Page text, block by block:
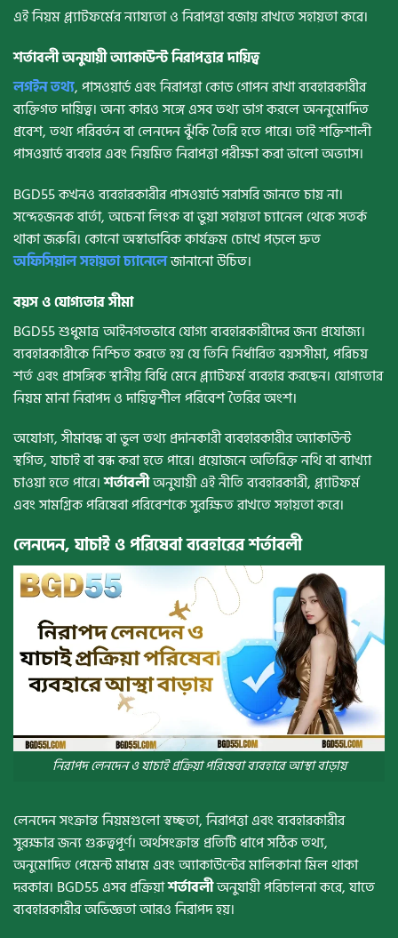
এই নিয়ম প্ল্যাটফর্মের ন্যায্যতা ও নিরাপত্তা বজায় রাখতে সহায়তা করে।
শর্তাবলী অনুযায়ী অ্যাকাউন্ট নিরাপত্তার দায়িত্ব
লগইন তথ্য, পাসওয়ার্ড এবং নিরাপত্তা কোড গোপন রাখা ব্যবহারকারীর
ব্যক্তিগত দায়িত্ব। অন্য কারও সঙ্গে এসব তথ্য ভাগ করলে অননুমোদিত
প্রবেশ, তথ্য পরিবর্তন বা লেনদেন ঝুঁকি তৈরি হতে পারে। তাই শক্তিশালী
পাসওয়ার্ড ব্যবহার এবং নিয়মিত নিরাপত্তা পরীক্ষা করা ভালো অভ্যাস।
BGD55 কখনও ব্যবহারকারীর পাসওয়ার্ড সরাসরি জানতে চায় না।
সন্দেহজনক বার্তা, অচেনা লিংক বা ভুয়া সহায়তা চ্যানেল থেকে সতর্ক
থাকা জরুরি। কোনো অস্বাভাবিক কার্যক্রম চোখে পড়লে দ্রুত
অফিসিয়াল সহায়তা চ্যানেলেজানানো উচিত।
বয়স ও যোগ্যতার সীমা
BGD55 শুধুমাত্র আইনগতভাবে যোগ্য ব্যবহারকারীদের জন্য প্রযোজ্য।
ব্যবহারকারীকে নিশ্চিত করতে হয় যে তিনি নির্ধারিত বয়সসীমা, পরিচয়
শর্ত এবং প্রাসঙ্গিক স্থানীয় বিধি মেনে প্ল্যাটফর্ম ব্যবহার করছেন। যোগ্যতার
নিয়ম মানা নিরাপদ ও দায়িত্বশীল পরিবেশ তৈরির অংশ।
অযোগ্য, সীমাবদ্ধ বা ভুল তথ্য প্রদানকারী ব্যবহারকারীর অ্যাকাউন্ট
স্থগিত, যাচাই বা বন্ধ করা হতে পারে। প্রয়োজনে অতিরিক্ত নথি বা ব্যাখ্যা
চাওয়া হতে পারে।শর্তাবলীঅনুযায়ী এই নীতি ব্যবহারকারী, প্ল্যাটফর্ম
এবং সামগ্রিক পরিষেবা পরিবেশকে সুরক্ষিত রাখতে সহায়তা করে।
লেনদেন, যাচাই ও পরিষেবা ব্যবহারের শর্তাবলী
নিরাপদ লেনদেন ও যাচাই প্রক্রিয়া পরিষেবা ব্যবহারে আস্থা বাড়ায়
লেনদেন সংক্রান্ত নিয়মগুলো স্বচ্ছতা, নিরাপত্তা এবং ব্যবহারকারীর
সুরক্ষার জন্য গুরুত্বপূর্ণ। অর্থসংক্রান্ত প্রতিটি ধাপে সঠিক তথ্য,
অনুমোদিত পেমেন্ট মাধ্যম এবং অ্যাকাউন্টের মালিকানা মিল থাকা
দরকার। BGD55 এসব প্রক্রিয়াশর্তাবলীঅনুযায়ী পরিচালনা করে, যাতে
ব্যবহারকারীর অভিজ্ঞতা আরও নিরাপদ হয়।